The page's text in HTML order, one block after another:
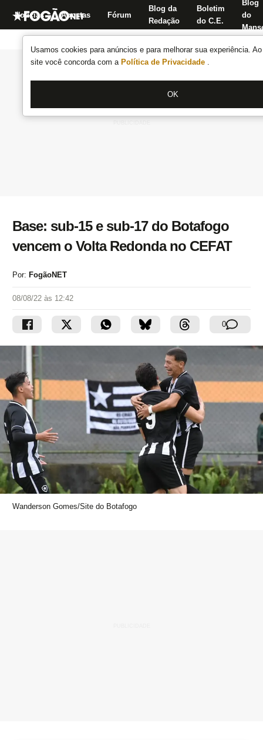
Usamos cookies para anúncios e para melhorar sua experiência.
site você concorda com a Política de Privacidade .
OK
Notícias Apostas Fórum
Blog da
Redação
Boletim
do C.E.
Blog
do
Base: sub-15 e sub-17 do Botafogo
vencem o Volta Redonda no CEFAT
Por: FogãoNET
08/08/22 às 12:42
0
Wanderson Gomes/Site do Botafogo